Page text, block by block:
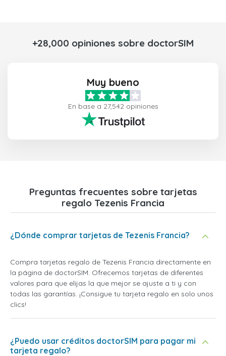
+28,000 opiniones sobre doctorSIM
Muy bueno
En base a 27,542 opiniones
Preguntas frecuentes sobre tarjetas
regalo Tezenis Francia
¿Dónde comprar tarjetas de Tezenis Francia?
Compra tarjetas regalo de Tezenis Francia directamente en
la página de doctorSIM. Ofrecemos tarjetas de diferentes
valores para que elijas la que mejor se ajuste a ti y con
todas las garantías. ¡Consigue tu tarjeta regalo en solo unos
clics!
¿Puedo usar créditos doctorSIM para pagar mi
tarjeta regalo?